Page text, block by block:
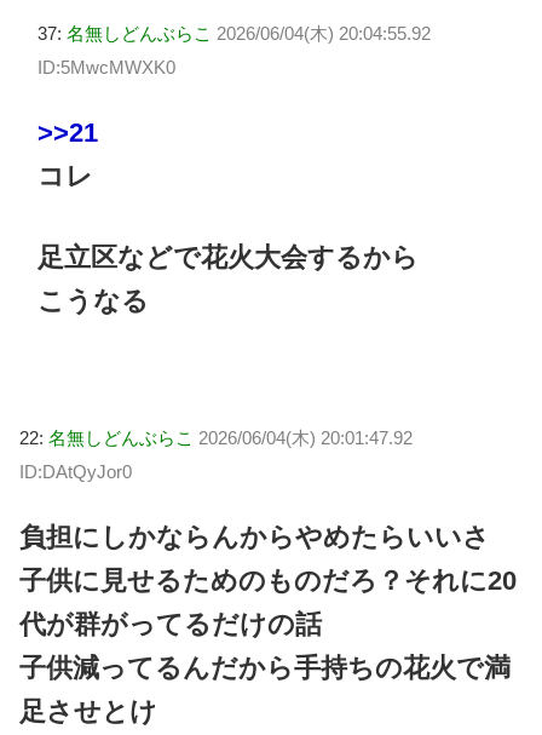
37: 名無しどんぶらこ 2026/06/04(木) 20:04:55.92
ID:5MwcMWXK0
>>21
コレ
足立区などで花火大会するから
こうなる
22: 名無しどんぶらこ 2026/06/04(木) 20:01:47.92
ID:DAtQyJor0
負担にしかならんからやめたらいいさ
子供に見せるためのものだろ？それに20
代が群がってるだけの話
子供減ってるんだから手持ちの花火で満
足させとけ